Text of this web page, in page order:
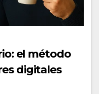
el método
digitales